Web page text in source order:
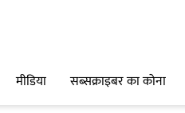
मीडिया सब्सक्राइबर का कोना